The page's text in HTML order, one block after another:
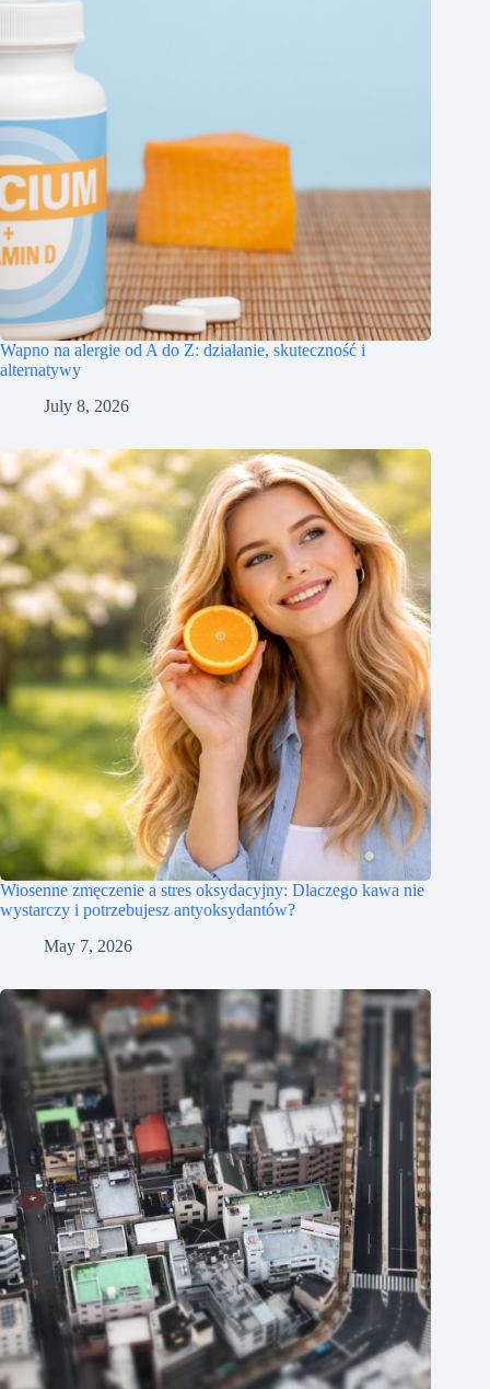
Wapno na alergie od A do Z: działanie, skuteczność i
alternatywy
July 8, 2026
Wiosenne zmęczenie a stres oksydacyjny: Dlaczego kawa nie
wystarczy i potrzebujesz antyoksydantów?
May 7, 2026